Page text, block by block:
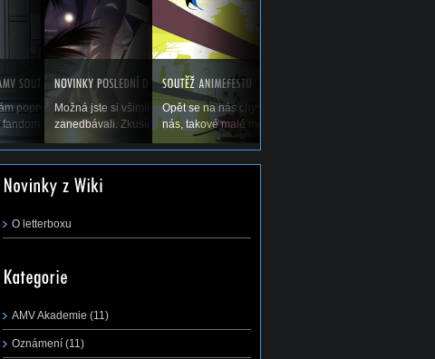
AMV
dovolených a tím pádem
rádi bychom Vás...
poprvé koná Natsucon, nový festival anime a
A s ním se nám hned koná soutěž AMV,...
Možná jste si všimli, že jsme vás v poslední době trochu
zanedbávali. Zkusíme to trochu zlepšit, leč přecijen je...
Opět se na nás chystá největší a nejdůležitější soutěž
nás, takové malé mistrovství ČR v AMV –...
O letterboxu
AMV Akademie (11)
Oznámení (11)